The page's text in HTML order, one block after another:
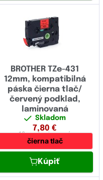
18.00
23.60
24.00
36.00
38.00
BROTHER TZe-431
12mm, kompatibilná
páska čierna tlač/
červený podklad,
laminovaná
Skladom
7,80 €
12 mmlaminovaná
čierna tlač
Kúpiť